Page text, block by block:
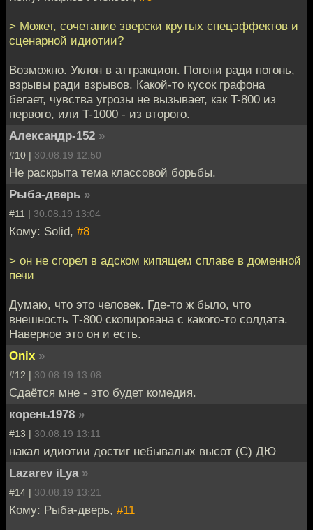
> Может, сочетание зверски крутых спецэффектов и
сценарной идиотии?
Возможно. Уклон в аттракцион. Погони ради погонь,
взрывы ради взрывов. Какой-то кусок графона
бегает, чувства угрозы не вызывает, как T-800 из
первого, или T-1000 - из второго.
Александр-152 »
#10 | 30.08.19 12:50
Не раскрыта тема классовой борьбы.
Рыба-дверь »
#11 | 30.08.19 13:04
Кому: Solid, #8
> он не сгорел в адском кипящем сплаве в доменной
печи
Думаю, что это человек. Где-то ж было, что
внешность Т-800 скопирована с какого-то солдата.
Наверное это он и есть.
Onix »
#12 | 30.08.19 13:08
Сдаётся мне - это будет комедия.
корень1978 »
#13 | 30.08.19 13:11
накал идиотии достиг небывалых высот (С) ДЮ
Lazarev iLya »
#14 | 30.08.19 13:21
Кому: Рыба-дверь, #11